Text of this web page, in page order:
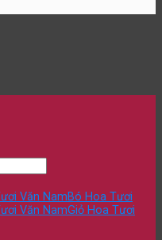
Bó Hoa Tươi
Giỏ Hoa Tươi